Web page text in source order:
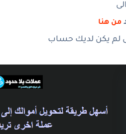
من هنا
لم يكن لديك حساب